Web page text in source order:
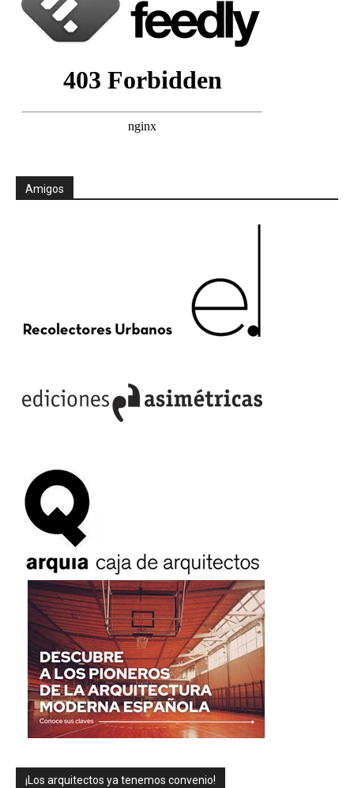
Amigos
¡Los arquitectos ya tenemos convenio!